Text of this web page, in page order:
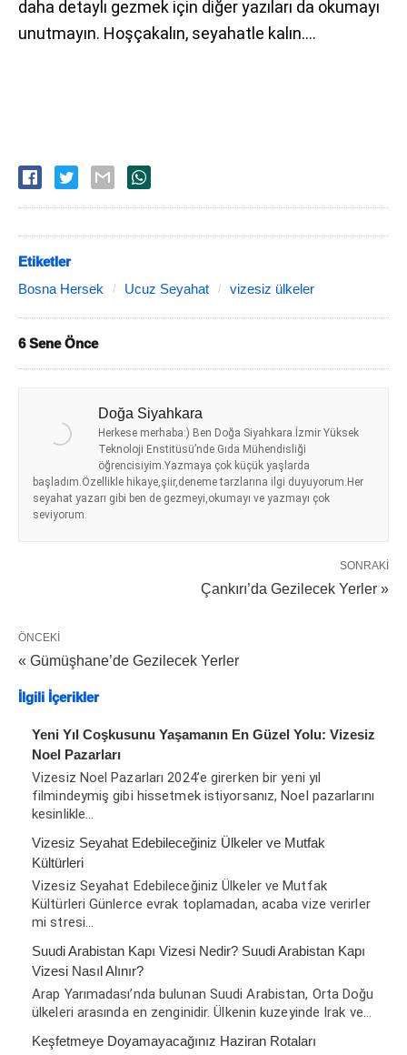
daha detaylı gezmek için diğer yazıları da okumayı
unutmayın. Hoşçakalın, seyahatle kalın….
Etiketler
Bosna Hersek
Ucuz Seyahat vizesiz ülkeler
6 Sene Önce
Doğa Siyahkara
Herkese merhaba:) Ben Doğa Siyahkara.İzmir Yüksek
Teknoloji Enstitüsü’nde Gıda Mühendisliği
öğrencisiyim.Yazmaya çok küçük yaşlarda
başladım.Özellikle hikaye,şiir,deneme tarzlarına ilgi duyuyorum.Her
seyahat yazarı gibi ben de gezmeyi,okumayı ve yazmayı çok
seviyorum.
SONRAKI
Çankırı’da Gezilecek Yerler »
ÖNCEKI
« Gümüşhane’de Gezilecek Yerler
İlgili İçerikler
Yeni Yıl Coşkusunu Yaşamanın En Güzel Yolu: Vizesiz
Noel Pazarları
Vizesiz Noel Pazarları 2024’e girerken bir yeni yıl
filmindeymiş gibi hissetmek istiyorsanız, Noel pazarlarını
kesinlikle…
Vizesiz Seyahat Edebileceğiniz Ülkeler ve Mutfak
Kültürleri
Vizesiz Seyahat Edebileceğiniz Ülkeler ve Mutfak
Kültürleri Günlerce evrak toplamadan, acaba vize verirler
mi stresi…
Suudi Arabistan Kapı Vizesi Nedir? Suudi Arabistan Kapı
Vizesi Nasıl Alınır?
Arap Yarımadası’nda bulunan Suudi Arabistan, Orta Doğu
ülkeleri arasında en zenginidir. Ülkenin kuzeyinde Irak ve…
Keşfetmeye Doyamayacağınız Haziran Rotaları